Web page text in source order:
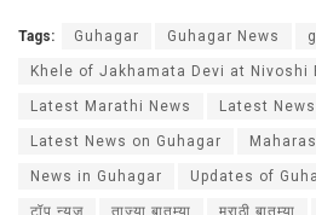
Tags: Guhagar Guhagar News
Khele of Jakhamata Devi at Nivoshi
Latest Marathi News Latest News
Latest News on Guhagar
News in Guhagar Updates of
टॉप न्युज ताज्या बातम्या मराठी बातम्या